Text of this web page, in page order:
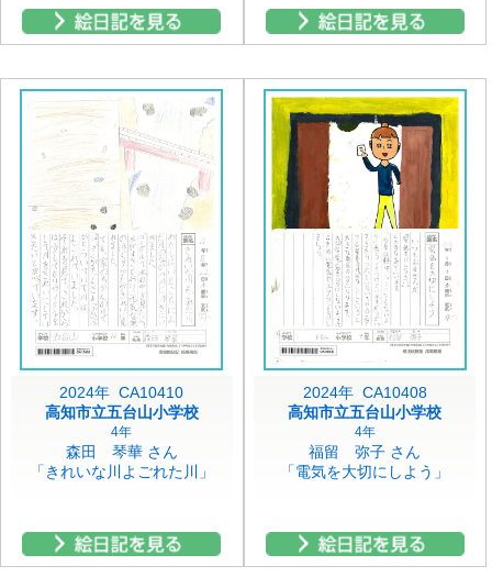
2024年 CA10410
高知市立五台山小学校
4年
森田 琴華 さん
「きれいな川よごれた川」
2024年 CA10408
高知市立五台山小学校
4年
福留 弥子 さん
「電気を大切にしよう」